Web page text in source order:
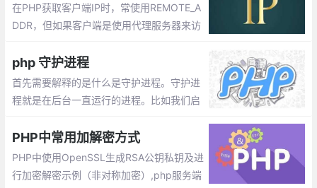
在PHP获取客户端IP时，常使用REMOTE_A
DDR，但如果客户端是使用代理服务器来访
是真正的客户端 IP 地址。要想透过代理服务
器取得客户端的真实 IP 地址，就要使用HTT
P_X_FORWARDED_FOR
php 守护进程
首先需要解释的是什么是守护进程。守护进
程就是在后台一直运行的进程。比如我们启
行的程序。
PHP中常用加解密方式
PHP中使用OpenSSL生成RSA公钥私钥及进
行加密解密示例（非对称加密）,php服务端